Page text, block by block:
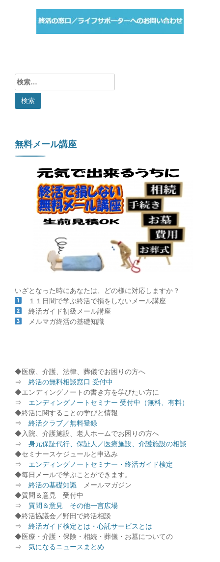
検
索:
無料メール講座
いざとなった時にあなたは、どの様に対応しますか？
１１日間で学ぶ終活で損をしないメール講座
終活ガイド初級メール講座
メルマガ終活の基礎知識
◆医療、介護、法律、葬儀でお困りの方へ
⇒ 終活の無料相談窓口 受付中
◆エンディングノートの書き方を学びたい方に
⇒ エンディングノートセミナー 受付中（無料、有料）
◆終活に関することの学びと情報
⇒ 終活クラブ／無料登録
◆入院、介護施設、老人ホームでお困りの方へ
⇒ 身元保証代行、保証人／医療施設、介護施設の相談
◆セミナースケジュールと申込み
⇒ エンディングノートセミナー・終活ガイド検定
◆毎日メールで学ぶことができます。
⇒ 終活の基礎知識 メールマガジン
◆質問＆意見 受付中
⇒ 質問＆意見 その他一言広場
◆終活協議会／野田で終活相談
⇒ 終活ガイド検定とは・心託サービスとは
◆医療・介護・保険・相続・葬儀・お墓についての
⇒ 気になるニュースまとめ